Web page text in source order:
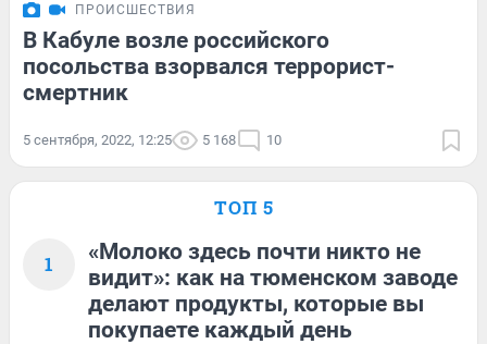
ПРОИСШЕСТВИЯ
В Кабуле возле российского
посольства взорвался террорист-
смертник
5 сентября, 2022, 12:25 5 168 10
ТОП 5
1
«Молоко здесь почти никто не
видит»: как на тюменском заводе
делают продукты, которые вы
покупаете каждый день